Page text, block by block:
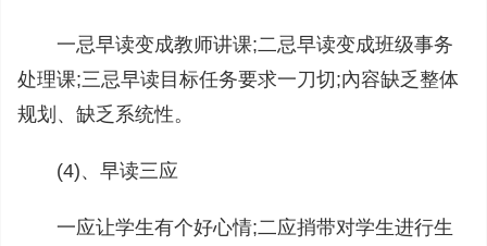
一忌早读变成教师讲课;二忌早读变成班级事务
处理课;三忌早读目标任务要求一刀切;內容缺乏整体
规划、缺乏系统性。
(4)、早读三应
一应让学生有个好心情;二应捎带对学生进行生